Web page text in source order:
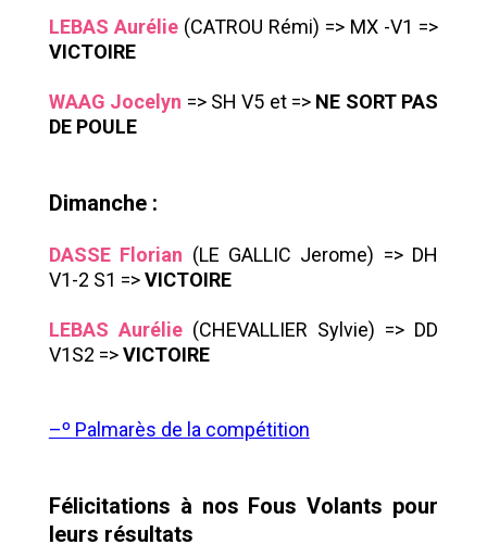
LEBAS Aurélie(CATROU Rémi) => MX -V1 =>
VICTOIRE
WAAG Jocelyn => SH V5 et => NE SORT PAS
DE POULE
Dimanche :
DASSE Florian (LE GALLIC Jerome) => DH
V1-2 S1 =>VICTOIRE
LEBAS Aurélie(CHEVALLIER Sylvie) => DD
V1S2 =>VICTOIRE
–º Palmarès de la compétition
Félicitations à nos Fous Volants pour
leurs résultats